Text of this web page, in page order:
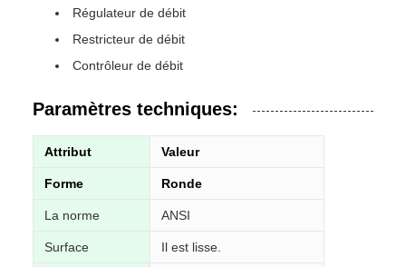
Régulateur de débit
Restricteur de débit
Contrôleur de débit
Paramètres techniques:
Attribut Valeur
Forme Ronde
La norme ANSI
Surface Il est lisse.